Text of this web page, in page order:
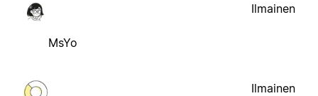
MsYo
Ilmainen
Ilmainen